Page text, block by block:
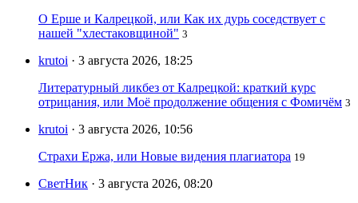
О Ерше и Калрецкой, или Как их дурь соседствует с
нашей "хлестаковщиной" 3
krutoi · 3 августа 2026, 18:25
Литературный ликбез от Калрецкой: краткий курс
отрицания, или Моё продолжение общения с Фомичём 3
krutoi · 3 августа 2026, 10:56
Страхи Ержа, или Новые видения плагиатора 19
СветНик · 3 августа 2026, 08:20